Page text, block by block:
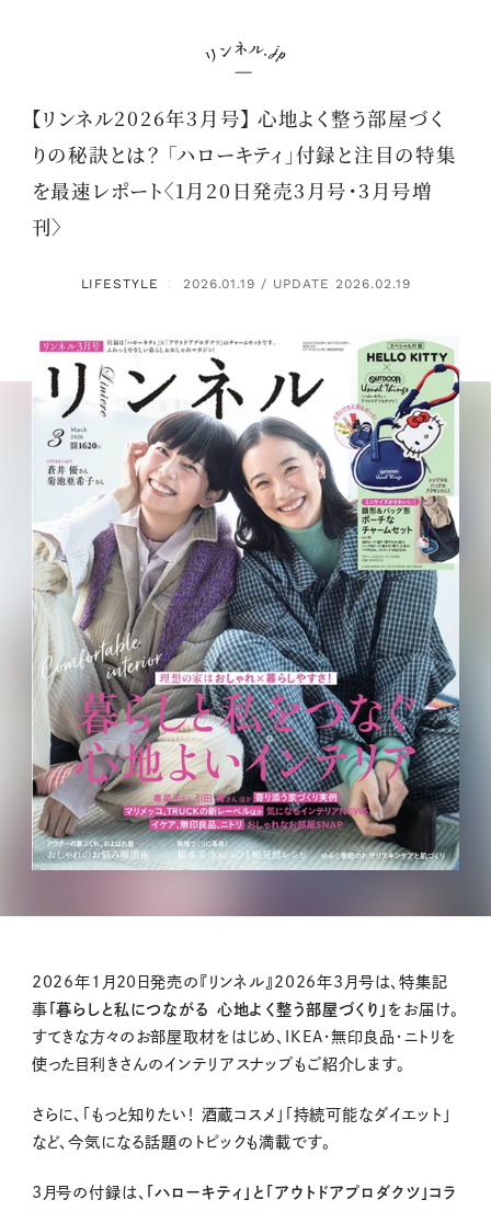
【リンネル2026年3月号】 心地よく整う部屋づく
りの秘訣とは？ 「ハローキティ」付録と注目の特集
を最速レポート〈1月20日発売3月号・3月号増
刊〉
LIFESTYLE ： 2026.01.19 / UPDATE 2026.02.19
2026年1月20日発売の『リンネル』2026年3月号は、特集記
事 「暮らしと私につながる 心地よく整う部屋づくり」 をお届け。
すてきな方々のお部屋取材をはじめ、IKEA・無印良品・ニトリを
使った目利きさんのインテリアスナップもご紹介します。
さらに、「もっと知りたい！ 酒蔵コスメ」「持続可能なダイエット」
など、今気になる話題のトピックも満載です。
3月号の付録は、
「ハローキティ」と「アウトドアプロダクツ」コラ